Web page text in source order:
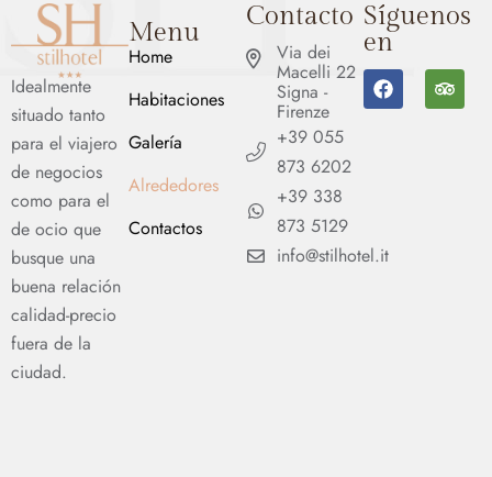
Idealmente
situado tanto
para el viajero
de negocios
como para el
de ocio que
busque una
buena relación
calidad-precio
fuera de la
ciudad.
Menu
Home
Habitaciones
Galería
Alrededores
Contactos
Contacto
Via dei
Macelli 22
Signa -
Firenze
+39 055
873 6202
+39 338
873 5129
info@stilhotel.it
Síguenos
en